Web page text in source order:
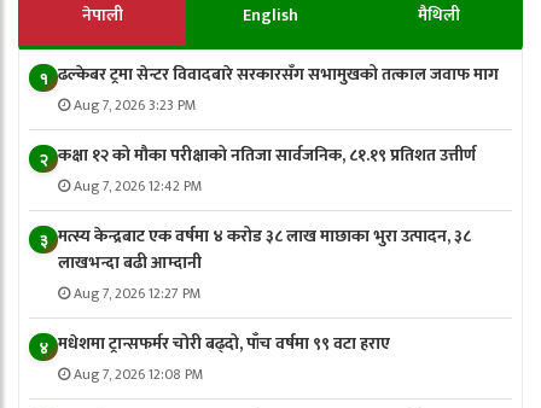
नेपाली English मैथिली
१ ढल्केबर ट्रमा सेन्टर विवादबारे सरकारसँग सभामुखको तत्काल जवाफ माग
Aug 7, 2026 3:23 PM
२ कक्षा १२ को मौका परीक्षाको नतिजा सार्वजनिक, ८१.१९ प्रतिशत उत्तीर्ण
Aug 7, 2026 12:42 PM
३ मत्स्य केन्द्रबाट एक वर्षमा ४ करोड ३८ लाख माछाका भुरा उत्पादन, ३८
लाखभन्दा बढी आम्दानी
Aug 7, 2026 12:27 PM
४ मधेशमा ट्रान्सफर्मर चोरी बढ्दो, पाँच वर्षमा ९९ वटा हराए
Aug 7, 2026 12:08 PM